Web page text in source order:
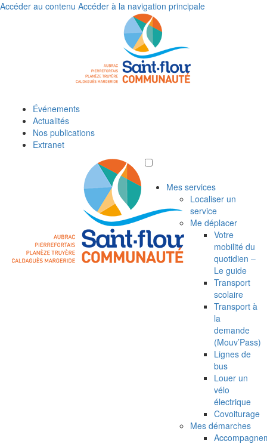
Accéder au contenu Accéder à la navigation principale
Événements
Actualités
Nos publications
Extranet
Mes services
Localiser un
service
Me déplacer
Votre
mobilité du
quotidien –
Le guide
Transport
scolaire
Transport à
la
demande
(Mouv’Pass)
Lignes de
bus
Louer un
vélo
électrique
Covoiturage
Mes démarches